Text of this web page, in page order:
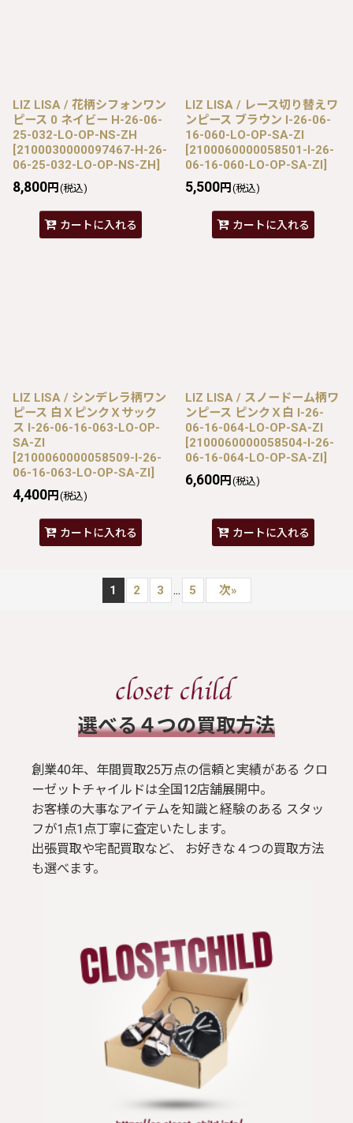
LIZ LISA / 花柄シフォンワン
ピース 0 ネイビー H-26-06-
25-032-LO-OP-NS-ZH
[2100030000097467-H-26-
06-25-032-LO-OP-NS-ZH]
8,800円 (税込)
カートに入れる
LIZ LISA / レース切り替えワ
ンピース ブラウン I-26-06-
16-060-LO-OP-SA-ZI
[2100060000058501-I-26-
06-16-060-LO-OP-SA-ZI]
5,500円 (税込)
カートに入れる
LIZ LISA / シンデレラ柄ワン
ピース 白ＸピンクＸサック
ス I-26-06-16-063-LO-OP-
SA-ZI
[2100060000058509-I-26-
06-16-063-LO-OP-SA-ZI]
4,400円 (税込)
カートに入れる
LIZ LISA / スノードーム柄ワ
ンピース ピンクＸ白 I-26-
06-16-064-LO-OP-SA-ZI
[2100060000058504-I-26-
06-16-064-LO-OP-SA-ZI]
6,600円 (税込)
カートに入れる
1 2 3 ... 5 次»
​選べる４つの買取方法
創業40年、年間買取25万点の信頼と実績がある クロ
ーゼットチャイルドは全国12店舗展開中。
お客様の大事なアイテムを知識と経験のある スタッ
フが1点1点丁寧に査定いたします。
出張買取や宅配買取など、 お好きな４つの買取方法
も選べます。